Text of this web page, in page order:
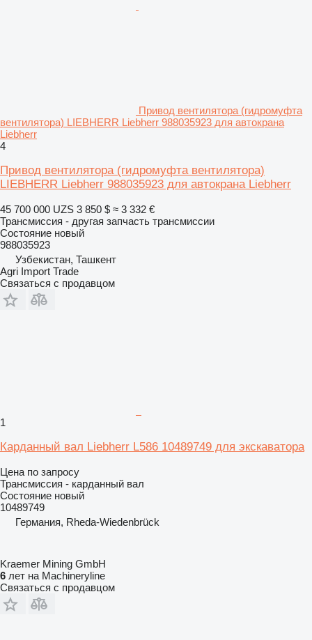
Привод вентилятора (гидромуфта
вентилятора) LIEBHERR Liebherr 988035923 для автокрана
Liebherr
4
Привод вентилятора (гидромуфта вентилятора)
LIEBHERR Liebherr 988035923 для автокрана Liebherr
45 700 000 UZS 3 850 $ ≈ 3 332 €
Трансмиссия - другая запчасть трансмиссии
Состояние новый
988035923
Узбекистан, Ташкент
Agri Import Trade
Связаться с продавцом
1
Карданный вал Liebherr L586 10489749 для экскаватора
Цена по запросу
Трансмиссия - карданный вал
Состояние новый
10489749
Германия, Rheda-Wiedenbrück
Kraemer Mining GmbH
6 лет на Machineryline
Связаться с продавцом